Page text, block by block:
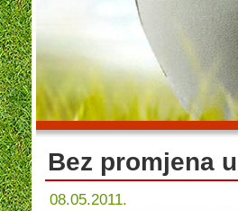
Bez promjena
08.05.2011.